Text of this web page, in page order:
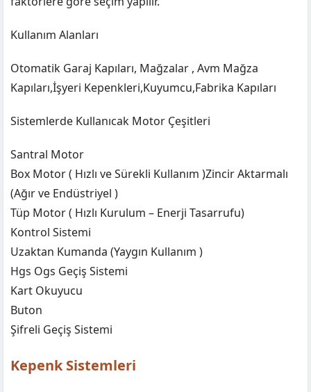
Kullanım Alanları
Otomatik Garaj Kapıları, Mağzalar , Avm Mağza
Kapıları,İşyeri Kepenkleri,Kuyumcu,Fabrika Kapıları
Sistemlerde Kullanıcak Motor Çeşitleri
Santral Motor
Box Motor ( Hızlı ve Sürekli Kullanım )Zincir Aktarmalı
(Ağır ve Endüstriyel )
Tüp Motor ( Hızlı Kurulum – Enerji Tasarrufu)
Kontrol Sistemi
Uzaktan Kumanda (Yaygın Kullanım )
Hgs Ogs Geçiş Sistemi
Kart Okuyucu
Buton
Şifreli Geçiş Sistemi
Kepenk Sistemleri